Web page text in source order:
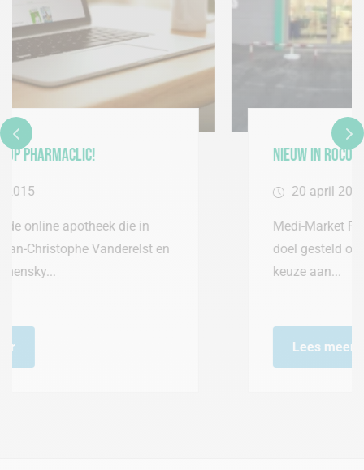
Nieuw in Rocourt!
Medi-Market Parafarmacie heeft zich tot
doel gesteld om u het hele jaar de ruimste